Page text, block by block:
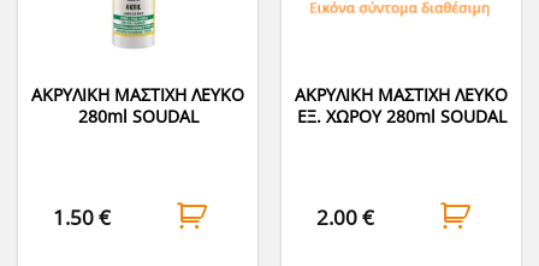
ΑΚΡΥΛΙΚΗ ΜΑΣΤΙΧΗ ΛΕΥΚΟ
280ml SOUDAL
1.50€
ΑΚΡΥΛΙΚΗ ΜΑΣΤΙΧΗ ΛΕΥΚΟ
ΕΞ. ΧΩΡΟΥ 280ml SOUDAL
2.00€